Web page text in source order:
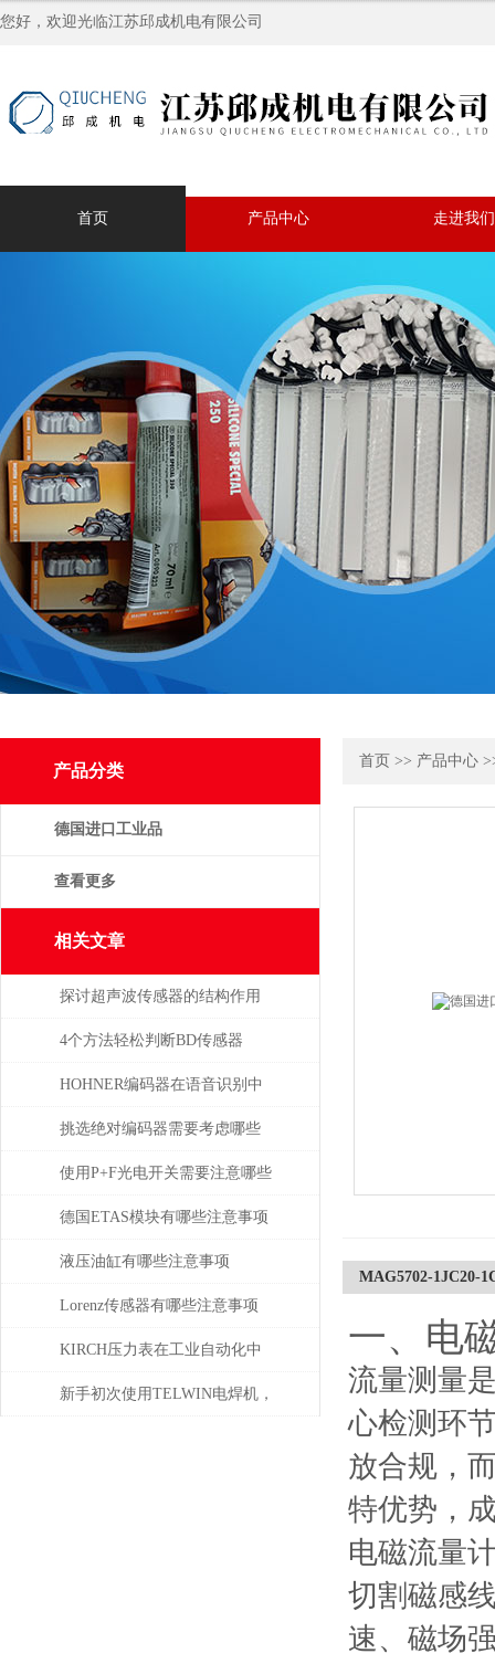
您好，欢迎光临江苏邱成机电有限公司
首页 产品中心 走进我们
产品分类
德国进口工业品
查看更多
相关文章
探讨超声波传感器的结构作用
4个方法轻松判断BD传感器
DMP的好坏，不信试一试
HOHNER编码器在语音识别中
有什么应用
挑选绝对编码器需要考虑哪些
问题
使用P+F光电开关需要注意哪些
问题？
德国ETAS模块有哪些注意事项
液压油缸有哪些注意事项
Lorenz传感器有哪些注意事项
KIRCH压力表在工业自动化中
的角色与价值
新手初次使用TELWIN电焊机，
首页 >> 产品中心
MAG5702-1JC20-
一、电
流量测量
心检测环
放合规，
特优势，
电磁流量
切割磁感
速、磁场